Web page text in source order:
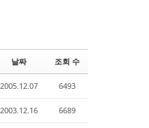
날짜 조회 수
2005.12.07 6493
2003.12.16 6689